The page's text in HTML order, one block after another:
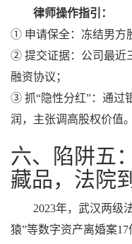
律师操作指引：
① 申请保全：冻结男方
② 提交证据：公司最近
融资协议；
③ 抓“隐性分红”：通过
润，主张调高股权价值。
六、陷阱五
藏品，法院
2023年，武汉两级
猿”等数字资产离婚案17